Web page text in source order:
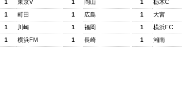
1
東京V 1
岡山
1
町田 1
広島
1
川崎 1
福岡
1
横浜FM 1 長崎
1
栃木C
1
大宮
1
横浜FC
1
湘南